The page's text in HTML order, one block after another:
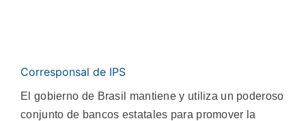
Corresponsal de IPS
El gobierno de Brasil mantiene y utiliza un poderoso
conjunto de bancos estatales para promover la